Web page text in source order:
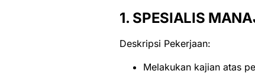
1. SPESIALIS
Deskripsi Pekerjaan:
Melakukan kajian atas